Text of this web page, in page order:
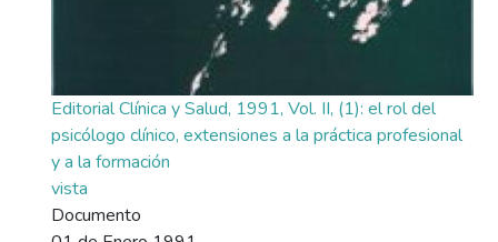
Editorial Clínica y Salud, 1991, Vol. II, (1): el rol del
psicólogo clínico, extensiones a la práctica profesional
y a la formación
vista
Documento